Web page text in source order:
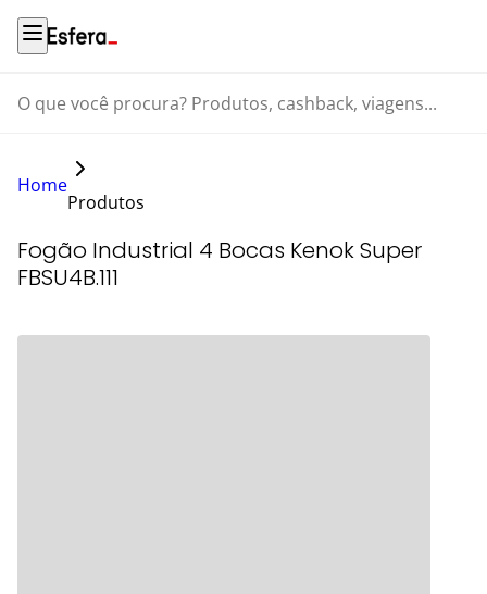
O que você procura? Produtos, cashback, viagens...
Home
Produtos
Fogão Industrial 4 Bocas Kenok Super
FBSU4B.111